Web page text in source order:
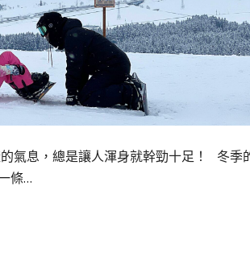
氣息，總是讓人渾身就幹勁十足！ 冬季
條…